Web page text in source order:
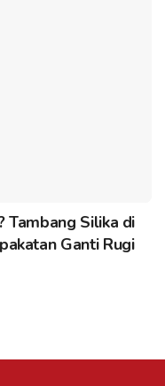
Tambang Silika di
Ganti Rugi